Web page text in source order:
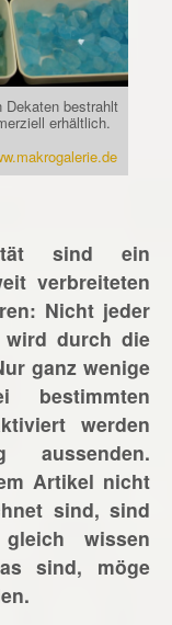
bestrahlt
erhältlich.
sind ein
verbreiteten
Nicht jeder
wird durch die
ganz wenige
bestimmten
werden
aussenden.
Artikel nicht
sind, sind
wissen
sind, möge